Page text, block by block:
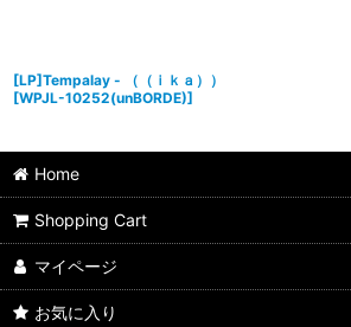
[LP]Tempalay - （（ｉｋａ））
[WPJL-10252(unBORDE)]
Home
Shopping Cart
マイページ
お気に入り